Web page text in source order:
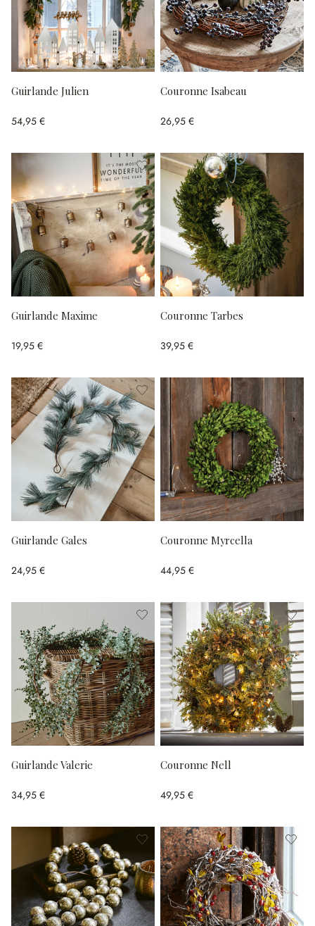
Guirlande Julien
54,95 €
Couronne Isabeau
26,95 €
Guirlande Maxime
19,95 €
Couronne Tarbes
39,95 €
Guirlande Gales
24,95 €
Couronne Myrcella
44,95 €
Guirlande Valerie
34,95 €
Couronne Nell
49,95 €